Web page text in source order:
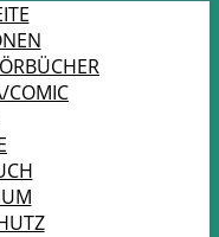
COMIC